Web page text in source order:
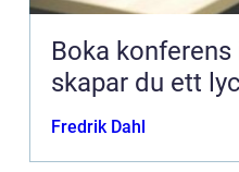
Boka konferens i
skapar du ett
Fredrik Dahl